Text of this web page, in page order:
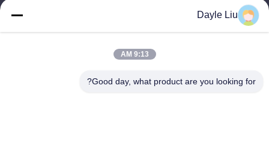
power06@szzhpower.com
آدرس
Dayle Liu
9:13 AM
Good day, what product are you looking for?